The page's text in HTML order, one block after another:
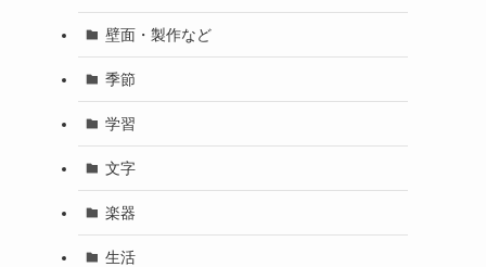
壁面・製作など
季節
学習
文字
楽器
生活